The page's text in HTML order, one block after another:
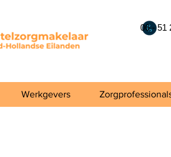
06 - 51
Werkgevers